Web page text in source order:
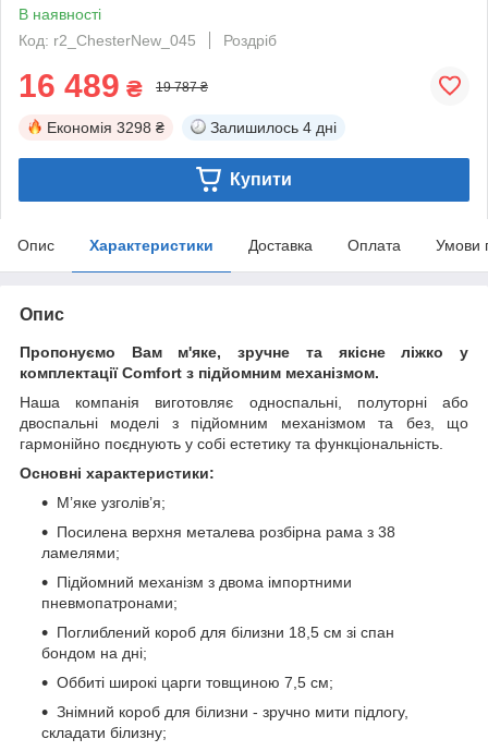
В наявності
Код: r2_ChesterNew_045
Роздріб
16 489 ₴ 19 787 ₴
Економія 3298 ₴ Залишилось 4 дні
Купити
Опис Характеристики Доставка Оплата Умови
Опис
Пропонуємо Вам м'яке, зручне та якiсне ліжко у
комплектації Comfort з підйомним механізмом.
Наша компанія виготовляє односпальні, полуторні або
двоспальні моделі з підйомним механізмом та без, що
гармонійно поєднують у собі естетику та функціональність.
Основні характеристики:
М’яке узголів’я;
Посилена верхня металева розбірна рама з 38
ламелями;
Підйомний механізм з двома імпортними
пневмопатронами;
Поглиблений короб для білизни 18,5 см зі спан
бондом на дні;
Оббиті широкі царги товщиною 7,5 см;
Знімний короб для білизни - зручно мити підлогу,
складати білизну;